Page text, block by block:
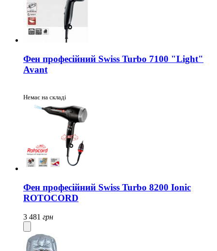
Фен професійний Swiss Turbo 7100 "Light"
Avant
Немає на складі
Фен професійний Swiss Turbo 8200 Ionic
ROTOCORD
3 481 грн